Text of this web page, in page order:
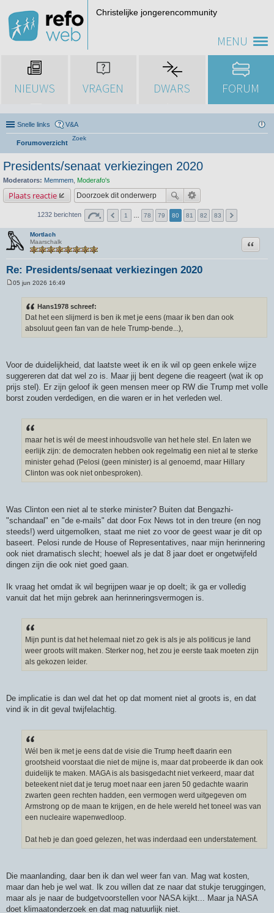
MENU
Christelijke jongerencommunity
NIEUWS VRAGEN DWARS FORUM
Snelle links V&A
Forumoverzicht
Zoek
Presidents/senaat verkiezingen 2020
Moderators: Memmem Moderafo's
Plaats reactie
1232 berichten 1 78 79 80 81 82 83
Mortlach
Maarschalk
Re: Presidents/senaat verkiezingen 2020
Citeer
05 jun 2026 16:49
Hans1978 schreef:
Dat het een slijmerd is ben ik met je eens (maar ik ben dan ook
absoluut geen fan van de hele Trump-bende...),
Voor de duidelijkheid, dat laatste weet ik en ik wil op geen enkele wijze
suggereren dat dat wel zo is. Maar jij bent degene die reageert (wat ik op
prijs stel). Er zijn geloof ik geen mensen meer op RW die Trump met volle
borst zouden verdedigen, en die waren er in het verleden wel.
maar het is wél de meest inhoudsvolle van het hele stel. En laten we
eerlijk zijn: de democraten hebben ook regelmatig een niet al te sterke
minister gehad (Pelosi (geen minister) is al genoemd, maar Hillary
Clinton was ook niet onbesproken).
Was Clinton een niet al te sterke minister? Buiten dat Bengazhi-
"schandaal" en "de e-mails" dat door Fox News tot in den treure (en nog
steeds!) werd uitgemolken, staat me niet zo voor de geest waar je dit op
baseert. Pelosi runde de House of Representatives, naar mijn herinnering
ook niet dramatisch slecht; hoewel als je dat 8 jaar doet er ongetwijfeld
dingen zijn die ook niet goed gaan.
Ik vraag het omdat ik wil begrijpen waar je op doelt; ik ga er volledig
vanuit dat het mijn gebrek aan herinneringsvermogen is.
Mijn punt is dat het helemaal niet zo gek is als je als politicus je land
weer groots wilt maken. Sterker nog, het zou je eerste taak moeten zijn
als gekozen leider.
De implicatie is dan wel dat het op dat moment niet al groots is, en dat
vind ik in dit geval twijfelachtig.
Wél ben ik met je eens dat de visie die Trump heeft daarin een
grootsheid voorstaat die niet de mijne is, maar dat probeerde ik dan ook
duidelijk te maken. MAGA is als basisgedacht niet verkeerd, maar dat
beteekent niet dat je terug moet naar een jaren 50 gedachte waarin
zwarten geen rechten hadden, een vermogen werd uitgegeven om
Armstrong op de maan te krijgen, en de hele wereld het toneel was van
een nucleaire wapenwedloop.
Dat heb je dan goed gelezen, het was inderdaad een understatement.
Die maanlanding, daar ben ik dan wel weer fan van. Mag wat kosten,
maar dan heb je wel wat. Ik zou willen dat ze naar dat stukje teruggingen,
maar als je naar de budgetvoorstellen voor NASA kijkt... Maar ja NASA
doet klimaatonderzoek en dat mag natuurlijk niet.